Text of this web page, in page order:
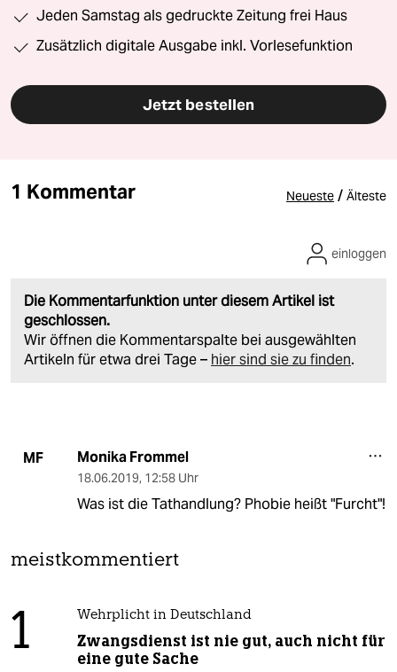
Jeden Samstag als gedruckte Zeitung frei Haus
Zusätzlich digitale Ausgabe inkl. Vorlesefunktion
Jetzt bestellen
1 Kommentar Neueste / Älteste
Die Kommentarfunktion unter diesem Artikel ist
geschlossen.
Wir öffnen die Kommentarspalte bei ausgewählten
Artikeln für etwa drei Tage – hier sind sie zu finden.
einloggen
MF Monika Frommel
18.06.2019, 12:58 Uhr
Was ist die Tathandlung? Phobie heißt "Furcht"!
meistkommentiert
1 Wehrplicht in Deutschland
Zwangsdienst ist nie gut, auch nicht für
eine gute Sache